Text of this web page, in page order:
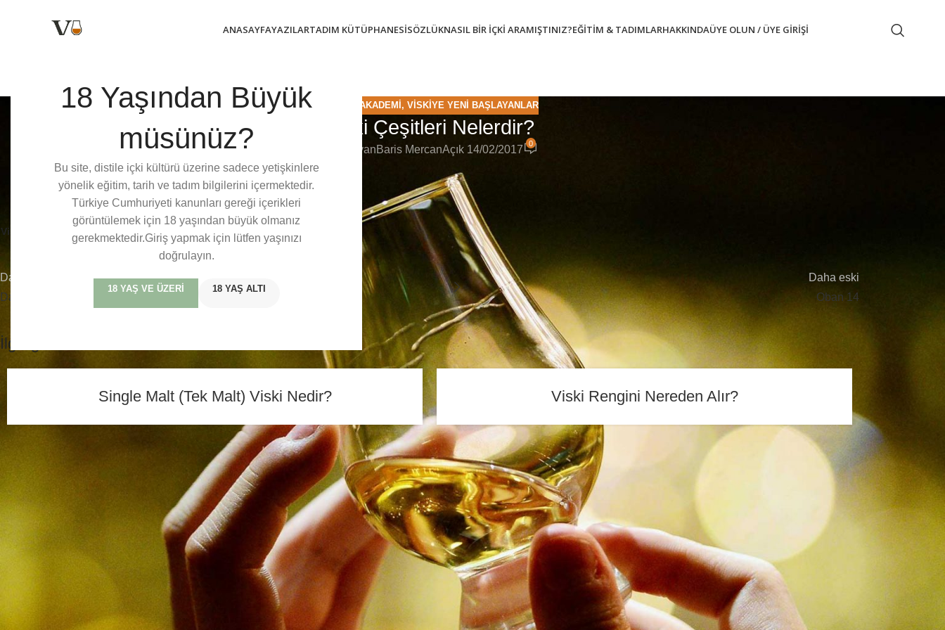
18 Yaşından Büyük
müsünüz?
Bu site, distile içki kültürü üzerine sadece yetişkinlere
yönelik eğitim, tarih ve tadım bilgilerini içermektedir.
Türkiye Cumhuriyeti kanunları gereği içerikleri
görüntülemek için 18 yaşından büyük olmanız
gerekmektedir.Giriş yapmak için lütfen yaşınızı
doğrulayın.
18 YAŞ VE ÜZERI 18 YAŞ ALTI
ANASAYFAYAZILARTADIM KÜTÜPHANESISÖZLÜKNASIL BIR İÇKI ARAMIŞTINIZ?EĞITIM & TADIMLARHAKKINDAÜYE OLUN / ÜYE GIRIŞI
DISTILE AKADEMI , VISKIYE YENI BAŞLAYANLAR
Viski Çeşitleri Nelerdir?
YayınlayanBaris MercanAçık 14/02/2017
0
Bu içerik sadece üyelerimize özeldir. veviski dünyasındaki bu özel tadım notlarına, detaylı incelemelere ve üyelere özel içeriklere erişmek için lütfen giriş yapın veya ücretsiz
Viski Bilgileri
Daha yeni
Dalmore’un Gümüş Geyik Sembolünün Hikayesi
Daha eski
Oban 14
İlgili gönderiler
Single Malt (Tek Malt) Viski Nedir? Viski Rengini Nereden Alır?